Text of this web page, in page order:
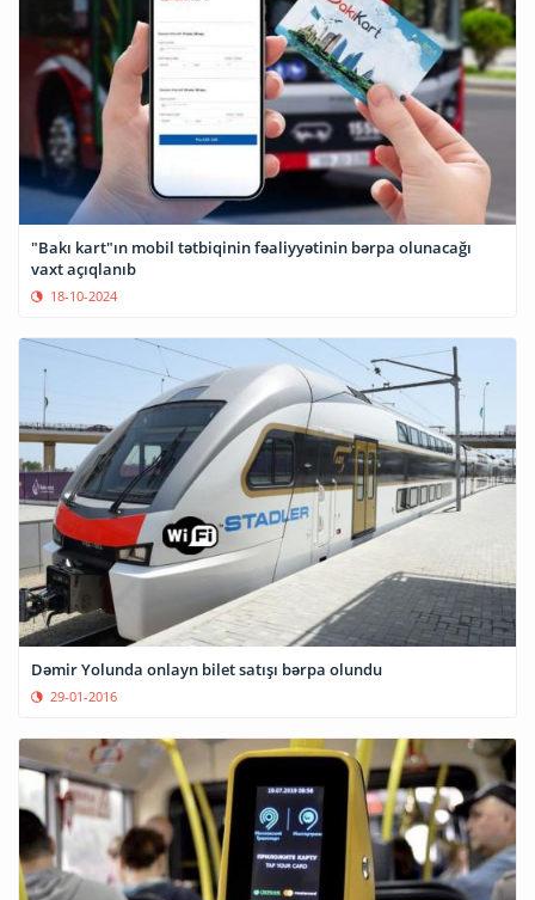
"Bakı kart"ın mobil tətbiqinin fəaliyyətinin bərpa olunacağı
vaxt açıqlanıb
18-10-2024
Dəmir Yolunda onlayn bilet satışı bərpa olundu
29-01-2016